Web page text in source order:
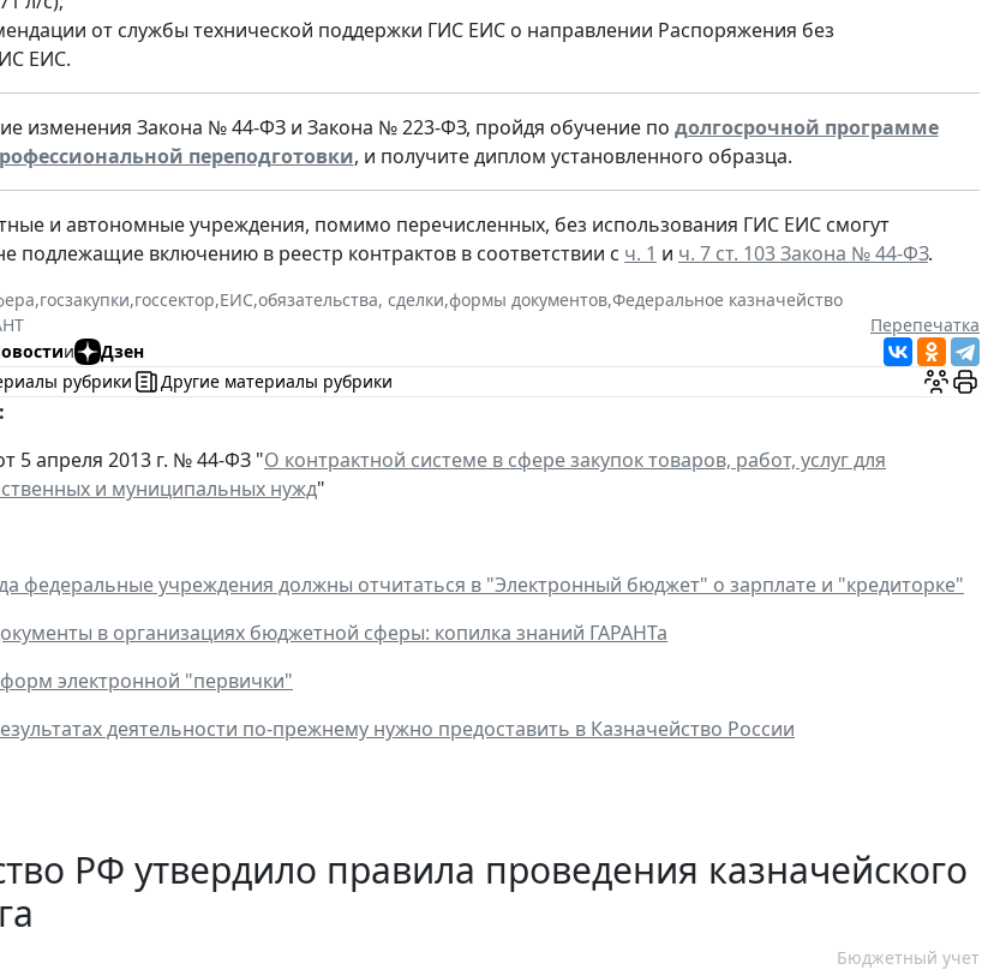
от службы технической поддержки ГИС ЕИС о направлении Распоряжения без
ЕИС.
изменения Закона № 44-ФЗ и Закона № 223-ФЗ, пройдя обучение по долгосрочной программе
переподготовки, и получите диплом установленного образца.
и автономные учреждения, помимо перечисленных, без использования ГИС ЕИС смогут
подлежащие включению в реестр контрактов в соответствии с ч. 1 и ч. 7 ст. 103 Закона № 44-ФЗ.
,госзакупки,госсектор,ЕИС,обязательства, сделки,формы документов,Федеральное казначейство
Перепечатка
и
Дзен
рубрики
Другие материалы рубрики
5 апреля 2013 г. № 44-ФЗ "О контрактной системе в сфере закупок товаров, работ, услуг для
и муниципальных нужд"
федеральные учреждения должны отчитаться в "Электронный бюджет" о зарплате и "кредиторке"
в организациях бюджетной сферы: копилка знаний ГАРАНТа
электронной "первички"
деятельности по-прежнему нужно предоставить в Казначейство России
РФ утвердило правила проведения казначейского
Бюджетный учет